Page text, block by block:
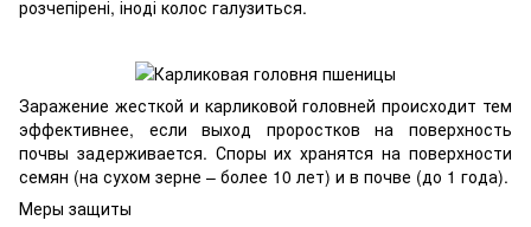
розчепірені, іноді колос галузиться.
Заражение жесткой и карликовой головней происходит тем
эффективнее, если выход проростков на поверхность
почвы задерживается. Споры их хранятся на поверхности
семян (на сухом зерне – более 10 лет) и в почве (до 1 года).
Меры защиты